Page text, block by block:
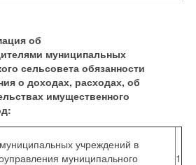
об
муниципальных
сельсовета обязанности
о доходах, расходах, об
имущественного
учреждений в
муниципального
1